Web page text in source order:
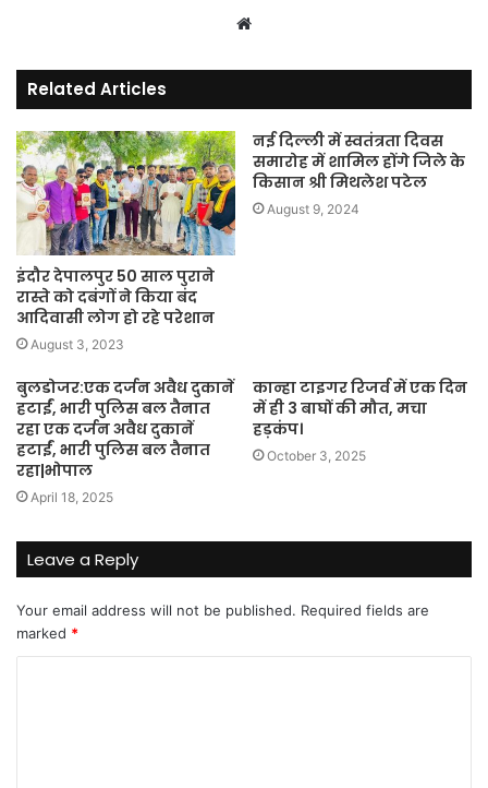
Website
Related Articles
इंदौर देपालपुर 50 साल पुराने
रास्ते को दबंगों ने किया बंद
आदिवासी लोग हो रहे परेशान
August 3, 2023
नई दिल्ली में स्वतंत्रता दिवस
समारोह में शामिल होंगे जिले के
किसान श्री मिथलेश पटेल
August 9, 2024
बुलडोजर:एक दर्जन अवैध दुकानें
हटाईं, भारी पुलिस बल तैनात
रहा एक दर्जन अवैध दुकानें
हटाईं, भारी पुलिस बल तैनात
रहा|भोपाल
April 18, 2025
कान्हा टाइगर रिजर्व में एक दिन
में ही 3 बाघों की मौत, मचा
हड़कंप।
October 3, 2025
Leave a Reply
Your email address will not be published. Required fields are
marked *